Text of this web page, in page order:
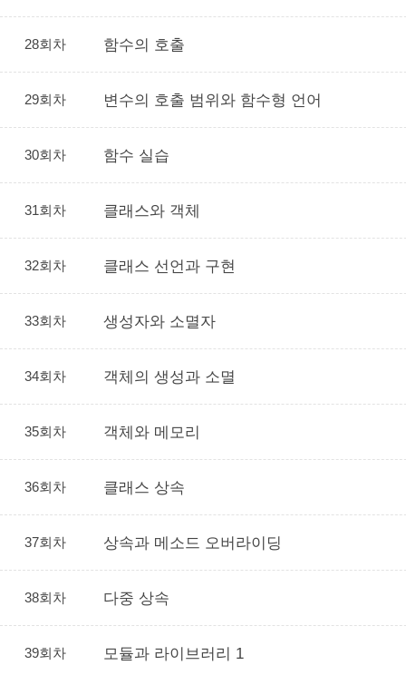
28회차 함수의 호출
29회차 변수의 호출 범위와 함수형 언어
30회차 함수 실습
31회차 클래스와 객체
32회차 클래스 선언과 구현
33회차 생성자와 소멸자
34회차 객체의 생성과 소멸
35회차 객체와 메모리
36회차 클래스 상속
37회차 상속과 메소드 오버라이딩
38회차 다중 상속
39회차 모듈과 라이브러리 1